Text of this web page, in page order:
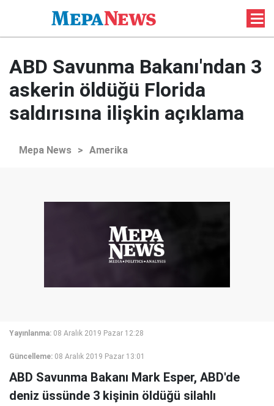
ABD Savunma Bakanı'ndan 3
askerin öldüğü Florida
saldırısına ilişkin açıklama
Mepa News > Amerika
Yayınlanma: 08 Aralık 2019 Pazar 12:28
Güncelleme: 08 Aralık 2019 Pazar 13:01
ABD Savunma Bakanı Mark Esper, ABD'de
deniz üssünde 3 kişinin öldüğü silahlı